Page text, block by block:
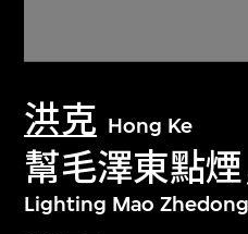
洪克 Hong Ke
幫毛澤東點
Lighting Mao
关于M+藏品
探索世界顶级的二十
文化藏品。